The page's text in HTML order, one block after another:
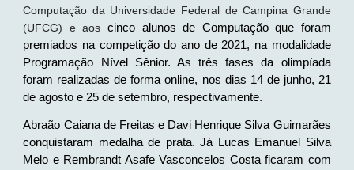
Computação da Universidade Federal de Campina Grande
(UFCG) e aos cinco alunos de Computação que foram
premiados na competição do ano de 2021, na modalidade
Programação Nível Sênior. As três fases da olimpíada
foram realizadas de forma online, nos dias 14 de junho, 21
de agosto e 25 de setembro, respectivamente.
Abraão Caiana de Freitas e Davi Henrique Silva Guimarães
conquistaram medalha de prata. Já Lucas Emanuel Silva
Melo e Rembrandt Asafe Vasconcelos Costa ficaram com